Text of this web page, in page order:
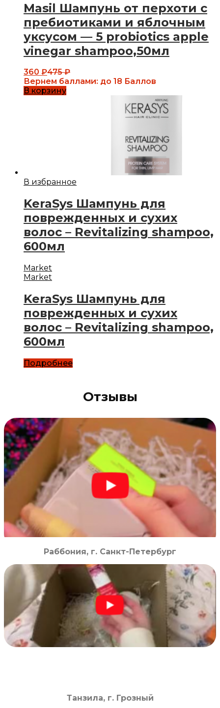
Masil Шампунь от перхоти с
пребиотиками и яблочным
уксусом — 5 probiotics apple
vinegar shampoo,50мл
360 ₽475₽
Вернем баллами: до 18 Баллов
В корзину
В избранное
KeraSys Шампунь для
поврежденных и сухих
волос – Revitalizing shampoo,
600мл
Market
Market
KeraSys Шампунь для
поврежденных и сухих
волос – Revitalizing shampoo,
600мл
Подробнее
Отзывы
Раббония, г. Санкт-Петербург
Танзила, г. Грозный